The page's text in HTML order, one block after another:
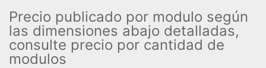
Precio publicado por modulo según
las dimensiones abajo detalladas,
consulte precio por cantidad de
modulos